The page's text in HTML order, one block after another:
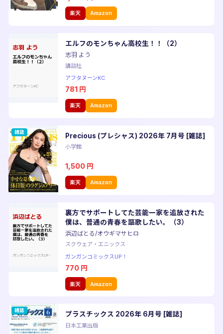
楽天 Amazon
エルフのモンちゃん高校生！！（2）
志羽 よう
講談社
アフタヌーンKC
781 円
楽天 Amazon
雑誌 Precious (プレシャス) 2026年 7月号 [雑誌]
小学館
1,500 円
楽天 Amazon
裏方でサポートしてた芸能一家を追放された
僕は、普通の青春を謳歌したい。（3）
浜辺ばとる/オウギマサヒロ
スクウェア・エニックス
ガンガンコミックスUP！
770 円
楽天 Amazon
雑誌 プラスチックス 2026年 6月号 [雑誌]
日本工業出版